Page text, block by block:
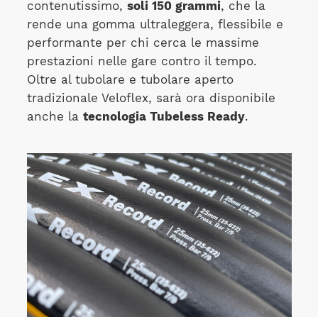
contenutissimo, soli 150 grammi, che la
rende una gomma ultraleggera, flessibile e
performante per chi cerca le massime
prestazioni nelle gare contro il tempo.
Oltre al tubolare e tubolare aperto
tradizionale Veloflex, sarà ora disponibile
anche la tecnologia Tubeless Ready.